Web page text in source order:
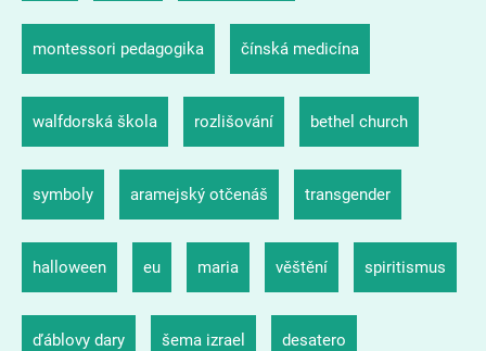
montessori pedagogika čínská medicína
walfdorská škola rozlišování bethel church
symboly aramejský otčenáš transgender
halloween eu maria věštění spiritismus
ďáblovy dary šema izrael desatero